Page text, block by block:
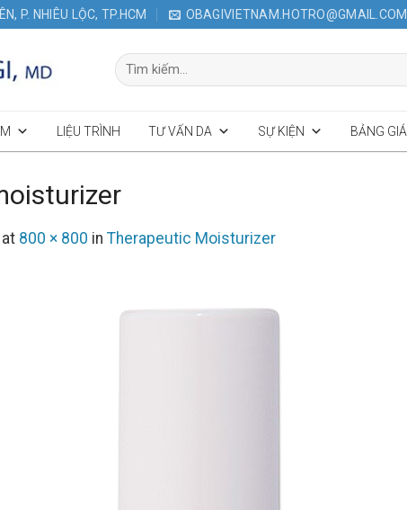
P. NHIÊU LỘC, TP.HCM OBAGIVIETNAM.HOTRO@GMAIL.COM
Tìm
kiếm:
LIỆU TRÌNH TƯ VẤN DA SỰ KIỆN BẢNG GIÁ
at 800 × 800 in Therapeutic Moisturizer